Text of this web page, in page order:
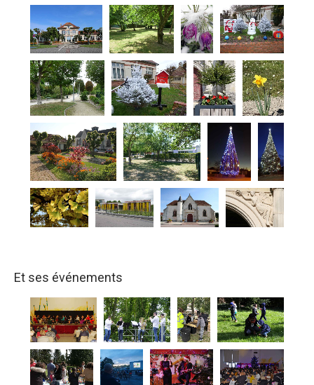
Et ses événements